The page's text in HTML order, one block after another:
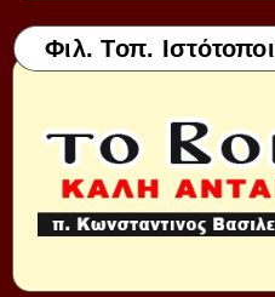
Φιλ. Τοπ. Ιστότοποι